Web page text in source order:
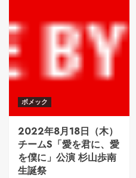
ボメック
2022年8月18日（木）
チームS「愛を君に、愛
を僕に」公演 杉山歩南
生誕祭